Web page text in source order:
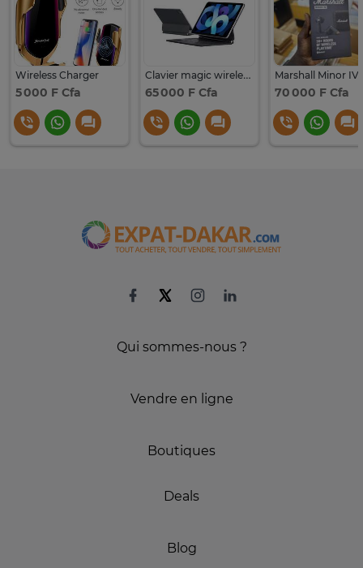
Wireless Charger
5 000 F Cfa
Clavier magic wireless ipad
65 000 F Cfa 70 000 F Cfa
Qui sommes-nous ?
Vendre en ligne
Boutiques
Deals
Blog